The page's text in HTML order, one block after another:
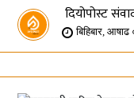
दियोपोस्ट
बिहिबार,